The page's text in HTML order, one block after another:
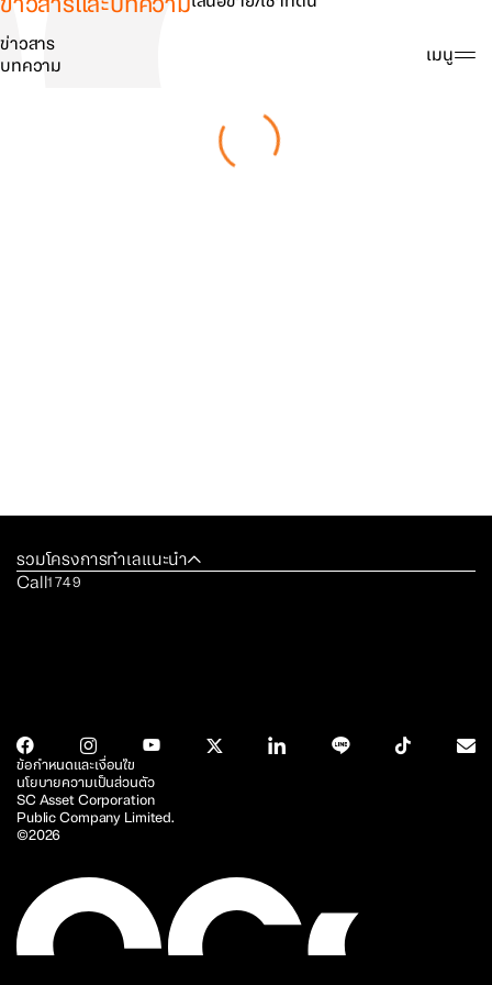
ค้นหา เมนู
ข่าวสาร
บทความ
รวมโครงการทำเลแนะนำ
Call1749
SC Asset Corporation
Public Company Limited.
©2026
ข้อกำหนดและเงื่อนไข
นโยบายความเป็นส่วนตัว